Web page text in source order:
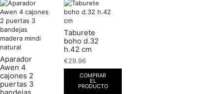
Aparador
Awen 4
cajones 2
puertas 3
Taburete
boho d.32
h.42 cm
€29.96
COMPRAR
EL
PRODUCTO